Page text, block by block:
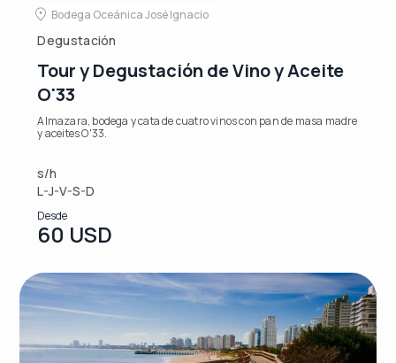
Bodega Oceánica José Ignacio
Degustación
Tour y Degustación de Vino y Aceite
O'33
Almazara, bodega y cata de cuatro vinos con pan de masa madre
y aceites O'33.
s/h
L-J-V-S-D
Desde
60 USD